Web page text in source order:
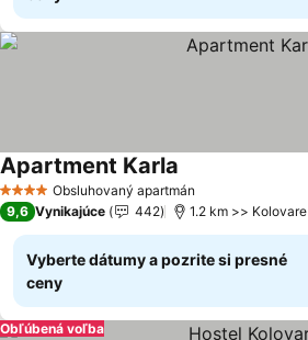
4 Počet hviezdičiek
Obsluhovaný apartmán
Apartment Karla
9,6 Vynikajúce 442 1.2 km >> Kolovare
Vyberte dátumy a pozrite si presné
ceny
Obľúbená voľba